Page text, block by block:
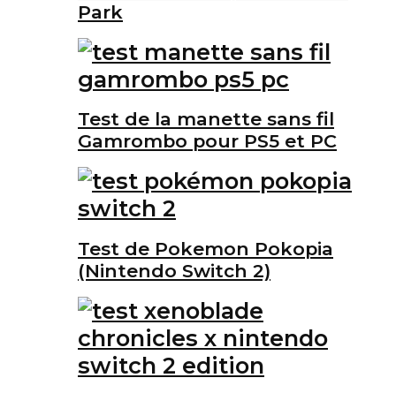
Park
Test de la manette sans fil
Gamrombo pour PS5 et PC
Test de Pokemon Pokopia
(Nintendo Switch 2)